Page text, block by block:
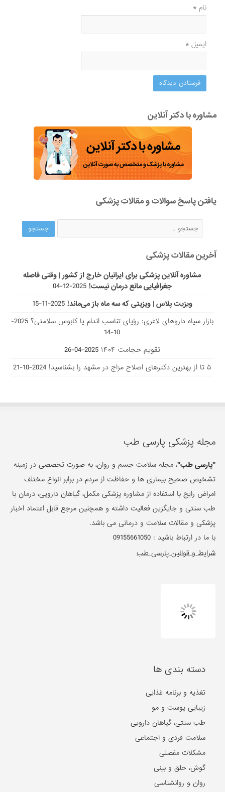
نام*
ایمیل*
مشاوره با دکتر آنلاین
یافتن پاسخ سوالات و مقالات پزشکی
آخرین مقالات پزشکی
مشاوره آنلاین پزشکی برای ایرانیان خارج از کشور | وقتی فاصله
جغرافیایی مانع درمان نیست! 2025-12-04
ویزیت پلاس | ویزیتی که سه ماه باز می‌ماند! 2025-11-15
بازار سیاه داروهای لاغری: رؤیای تناسب اندام یا کابوس سلامتی؟
2025-
10-14
تقویم حجامت ۱۴۰۴
2025-04-26
۵ تا از بهترین دکتر‌های اصلاح مزاج در مشهد را بشناسید!
2024-10-21
مجله پزشکی پارسی طب
"پارسی طب"، مجله سلامت جسم و روان، به صورت تخصصی در زمینه
تشخیص صحیح بیماری ها و حفاظت از مردم در برابر انواع مختلف
امراض رایج با استفاده از مشاوره پزشکی مکمل، گیاهان دارویی، درمان با
طب سنتی و جایگزین فعالیت داشته و همچنین مرجع قابل اعتماد اخبار
پزشکی و مقالات سلامت و درمانی می باشد.
با ما در ارتباط باشید :09155661050
شرایط و قوانین پارسی طب
دسته بندی ها
تغذیه و برنامه غذایی
زیبایی پوست و مو
طب سنتی، گیاهان دارویی
سلامت فردی و اجتماعی
مشکلات مفصلی
گوش، حلق و بینی
روان و روانشناسی